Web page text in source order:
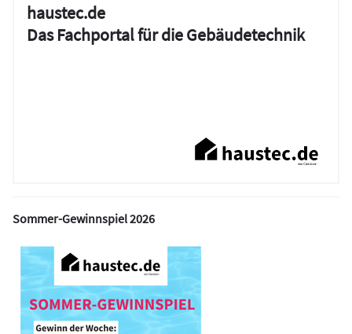
haustec.de
Das Fachportal für die Gebäudetechnik
Sommer-Gewinnspiel 2026